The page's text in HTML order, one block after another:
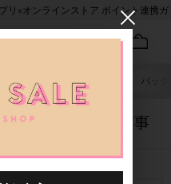
リ×オンラインストア ポイント連携ガ
40th限定 バッグ
」に関する記事